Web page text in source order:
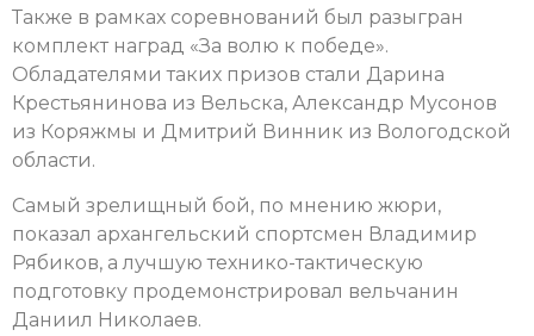
Также в рамках соревнований был разыгран
комплект наград «За волю к победе».
Обладателями таких призов стали Дарина
Крестьянинова из Вельска, Александр Мусонов
из Коряжмы и Дмитрий Винник из Вологодской
области.
Самый зрелищный бой, по мнению жюри,
показал архангельский спортсмен Владимир
Рябиков, а лучшую технико-тактическую
подготовку продемонстрировал вельчанин
Даниил Николаев.